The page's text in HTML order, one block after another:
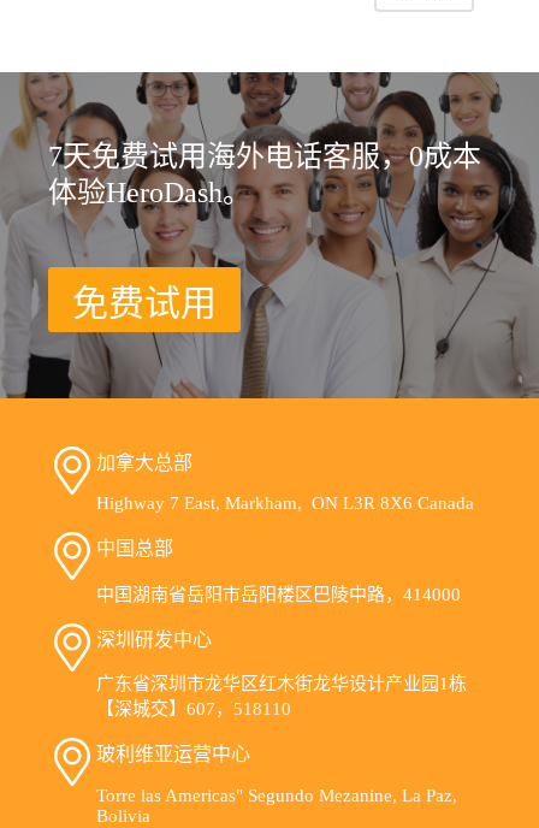
7天免费试用海外电话客服，0成本
体验HeroDash。
免费试用
加拿大总部
Highway 7 East, Markham, ON L3R 8X6 Canada
中国总部
中国湖南省岳阳市岳阳楼区巴陵中路，414000
深圳研发中心
广东省深圳市龙华区红木街龙华设计产业园1栋
【深城交】607，518110
玻利维亚运营中心
Torre las Americas" Segundo Mezanine, La Paz,
Bolivia